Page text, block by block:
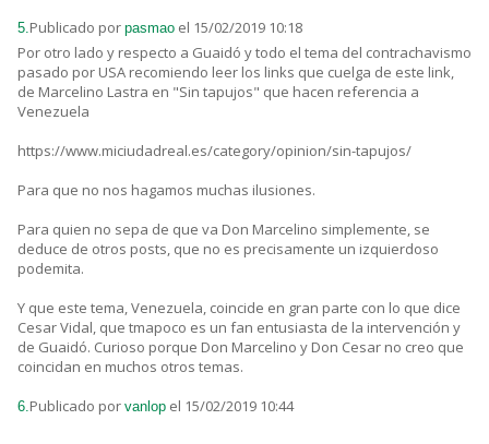
5.Publicado por pasmao el 15/02/2019 10:18
Por otro lado y respecto a Guaidó y todo el tema del contrachavismo
pasado por USA recomiendo leer los links que cuelga de este link,
de Marcelino Lastra en "Sin tapujos" que hacen referencia a
Venezuela
https://www.miciudadreal.es/category/opinion/sin-tapujos/
Para que no nos hagamos muchas ilusiones.
Para quien no sepa de que va Don Marcelino simplemente, se
deduce de otros posts, que no es precisamente un izquierdoso
podemita.
Y que este tema, Venezuela, coincide en gran parte con lo que dice
Cesar Vidal, que tmapoco es un fan entusiasta de la intervención y
de Guaidó. Curioso porque Don Marcelino y Don Cesar no creo que
coincidan en muchos otros temas.
6.Publicado por vanlop el 15/02/2019 10:44